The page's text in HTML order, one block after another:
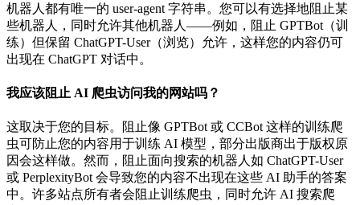
机器人都有唯一的 user-agent 字符串。您可以有选择地阻止某
些机器人，同时允许其他机器人——例如，阻止 GPTBot（训
练）但保留 ChatGPT-User（浏览）允许，这样您的内容仍可
出现在 ChatGPT 对话中。
我应该阻止 AI 爬虫访问我的网站吗？
这取决于您的目标。阻止像 GPTBot 或 CCBot 这样的训练爬
虫可防止您的内容用于训练 AI 模型，部分出版商出于版权原
因会这样做。然而，阻止面向搜索的机器人如 ChatGPT-User
或 PerplexityBot 会导致您的内容不出现在这些 AI 助手的答案
中。许多站点所有者会阻止训练爬虫，同时允许 AI 搜索爬